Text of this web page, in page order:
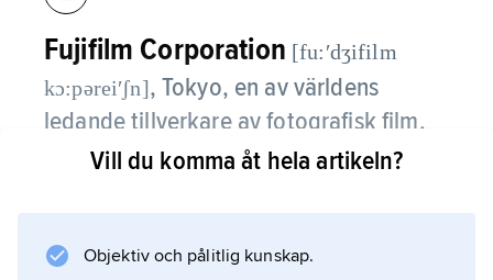
Fujifilm Corporation [fu:ʹdʒifilm
kɔ:pəreiʹʃn],Tokyo, en av världens
ledande tillverkare av fotografisk film,
röntgenfilm, audio- och videokassetter,
filmlaboratorieutrustning, medicinsk utrustning
Vill du komma åt hela artikeln?
Objektiv och pålitlig kunskap.